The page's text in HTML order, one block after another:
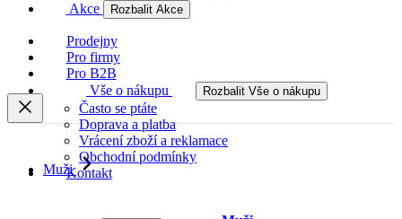
Akce Rozbalit Akce
Prodejny
Pro firmy
Pro B2B
Vše o nákupu
Rozbalit Vše o nákupu
Často se ptáte
Doprava a platba
Vrácení zboží a reklamace
Obchodní podmínky
Kontakt
Muži